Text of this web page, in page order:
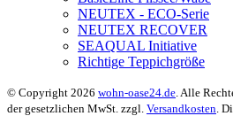
NEUTEX - ECO-Serie
NEUTEX RECOVER
SEAQUAL Initiative
Richtige Teppichgröße
© Copyright 2026 wohn-oase24.de . Alle
der gesetzlichen MwSt. zzgl. Versandkosten .